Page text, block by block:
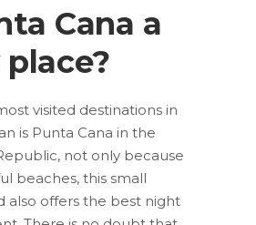
Cana a
visited destinations in
is Punta Cana in the
not only because
beaches, this small
also offers the best night